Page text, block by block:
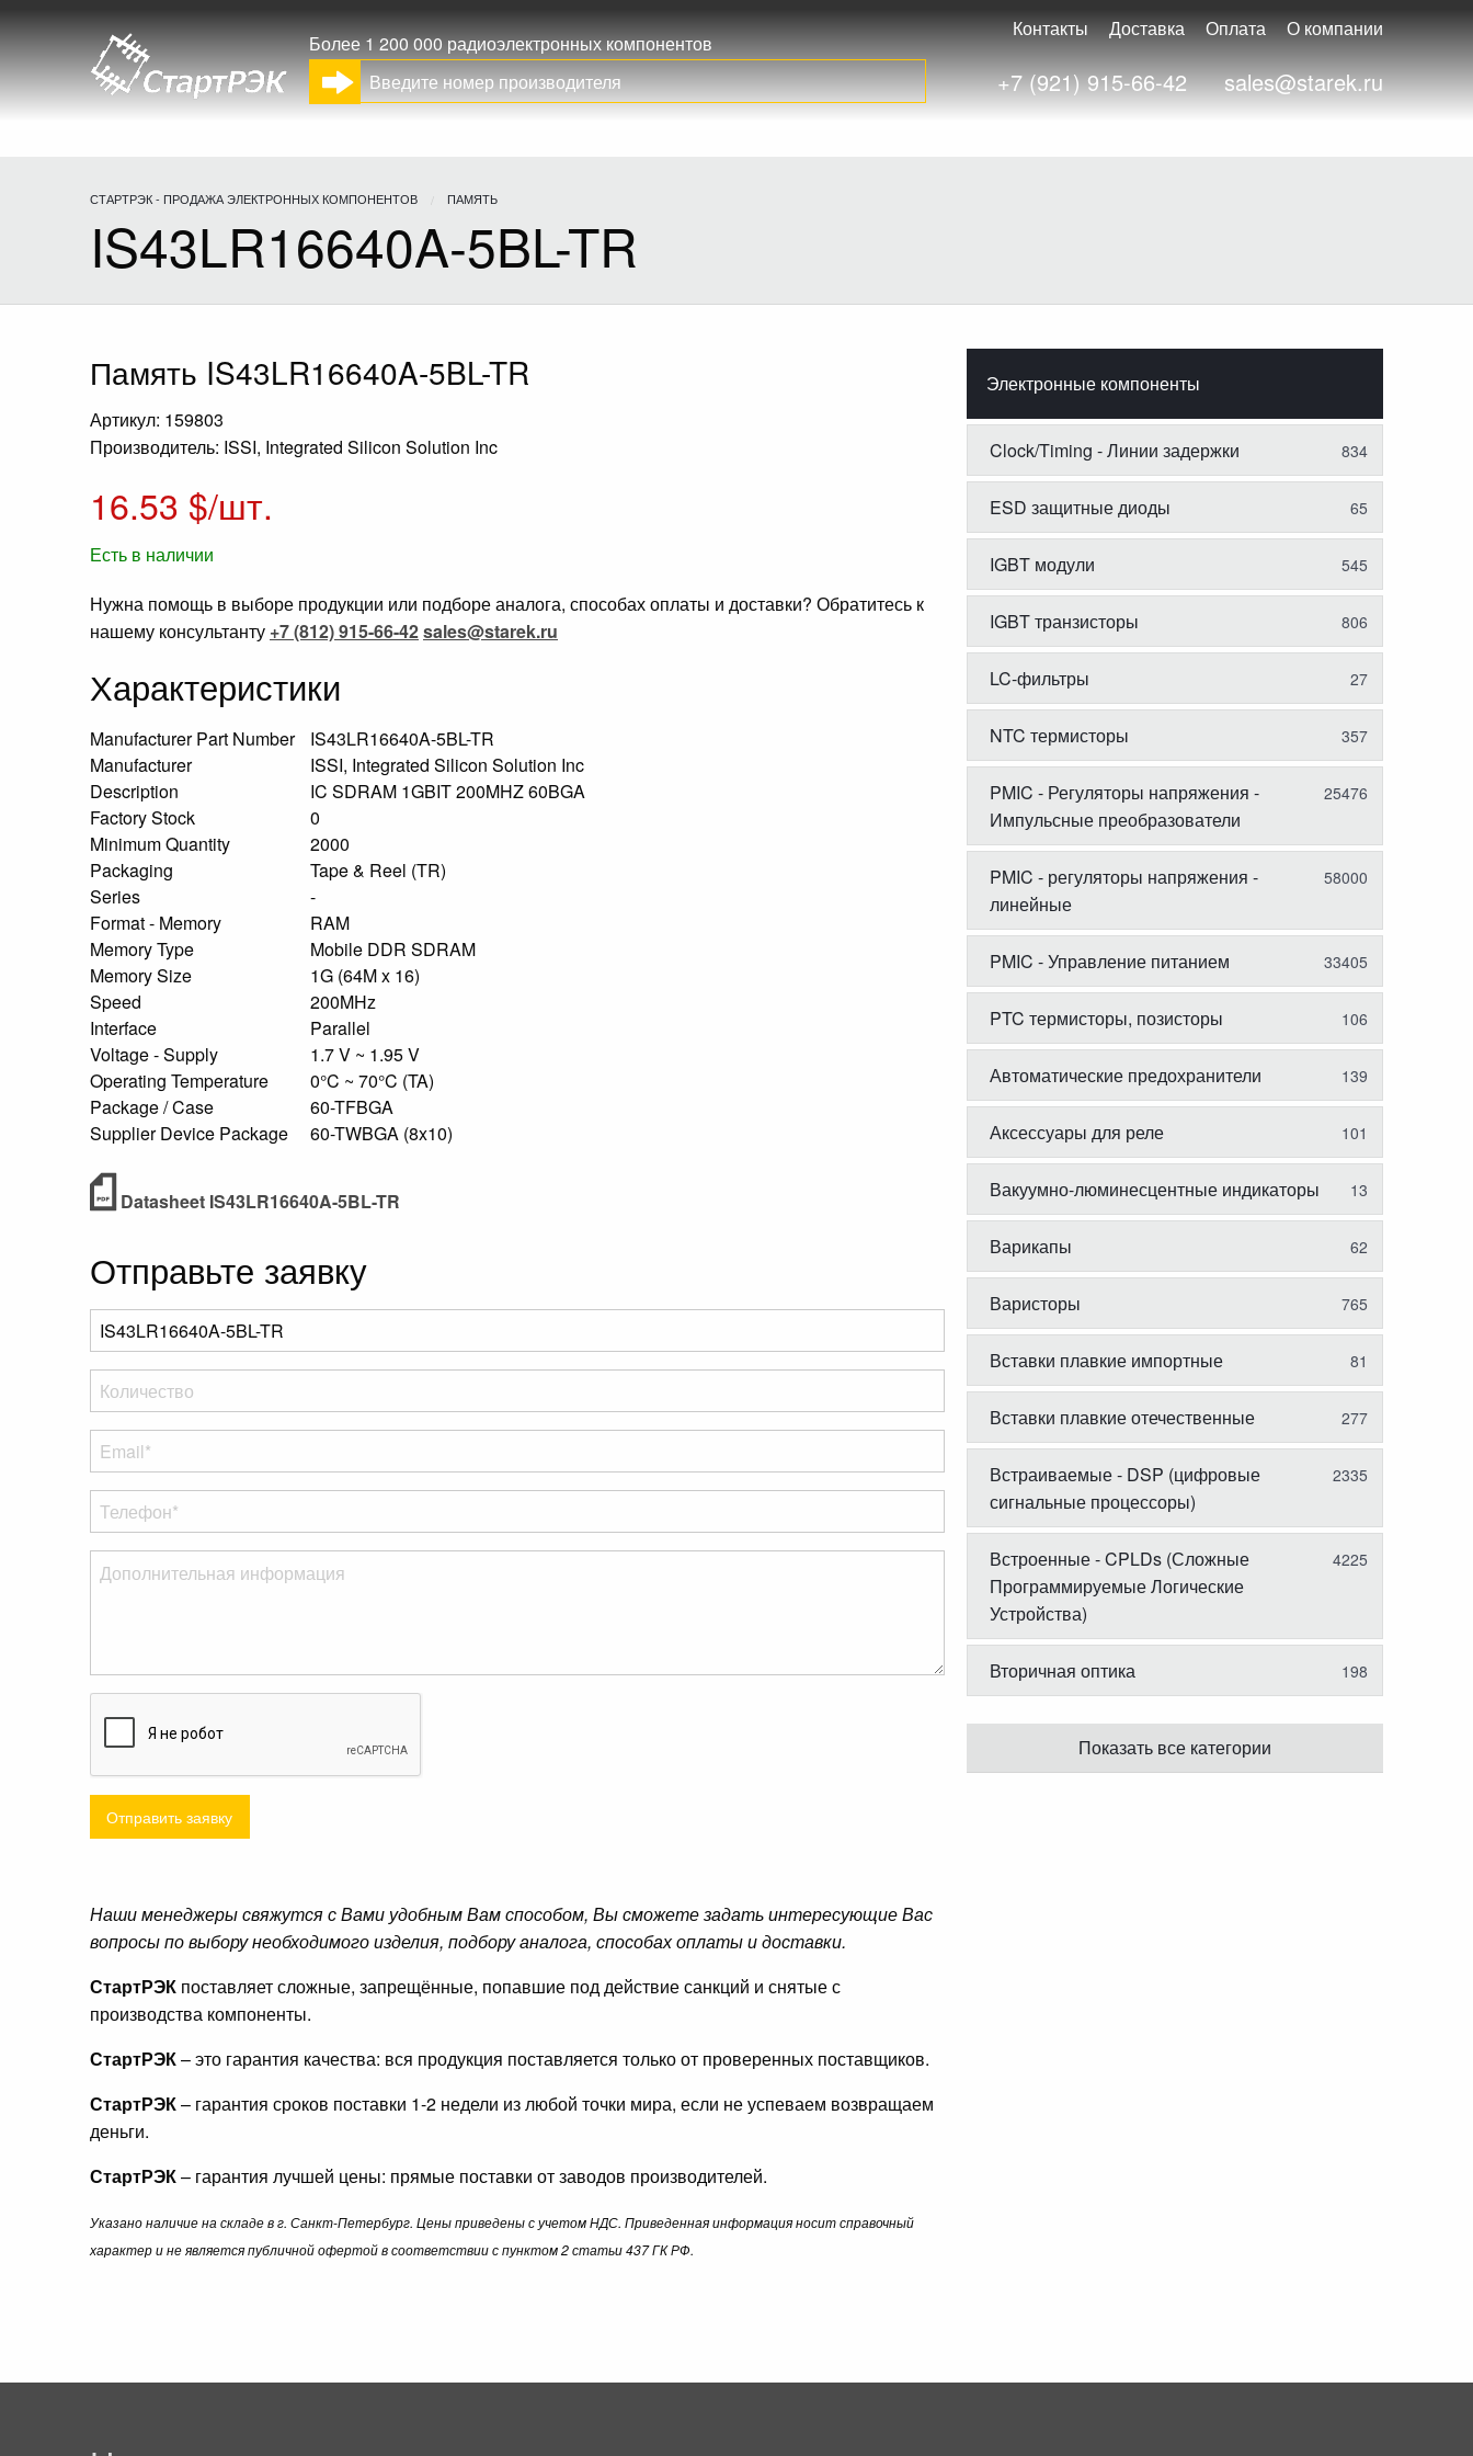
Более 1 200 000 радиоэлектронных компонентов
Контакты Доставка Оплата О компании
+7 (921) 915-66-42 sales@starek.ru
СТАРТРЭК - ПРОДАЖА ЭЛЕКТРОННЫХ КОМПОНЕНТОВ ПАМЯТЬ
IS43LR16640A-5BL-TR
Память IS43LR16640A-5BL-TR
Артикул: 159803
Производитель: ISSI, Integrated Silicon Solution Inc
16.53 $/шт.
Есть в наличии
Нужна помощь в выборе продукции или подборе аналога, способах оплаты и доставки? Обратитесь к
нашему консультанту +7 (812) 915-66-42sales@starek.ru
Характеристики
Manufacturer Part Number
IS43LR16640A-5BL-TR
Manufacturer
ISSI, Integrated Silicon Solution Inc
Description
IC SDRAM 1GBIT 200MHZ 60BGA
Factory Stock
0
Minimum Quantity
2000
Packaging
Tape & Reel (TR)
Series
-
Format - Memory
RAM
Memory Type
Mobile DDR SDRAM
Memory Size
1G (64M x 16)
Speed
200MHz
Interface
Parallel
Voltage - Supply
1.7 V ~ 1.95 V
Operating Temperature
0°C ~ 70°C (TA)
Package / Case
60-TFBGA
Supplier Device Package
60-TWBGA (8x10)
Datasheet IS43LR16640A-5BL-TR
Отправьте заявку
Отправить заявку
Наши менеджеры свяжутся с Вами удобным Вам способом, Вы сможете задать интересующие Вас
вопросы по выбору необходимого изделия, подбору аналога, способах оплаты и доставки.
СтартРЭК поставляет сложные, запрещённые, попавшие под действие санкций и снятые с
производства компоненты.
СтартРЭК– это гарантия качества: вся продукция поставляется только от проверенных поставщиков.
СтартРЭК– гарантия сроков поставки 1-2 недели из любой точки мира, если не успеваем возвращаем
деньги.
СтартРЭК– гарантия лучшей цены: прямые поставки от заводов производителей.
Указано наличие на складе в г. Санкт-Петербург. Цены приведены с учетом НДС. Приведенная информация носит справочный
характер и не является публичной офертой в соответствии с пунктом 2 статьи 437 ГК РФ.
Электронные компоненты
Clock/Timing - Линии задержки 834
ESD защитные диоды 65
IGBT модули 545
IGBT транзисторы 806
LC-фильтры 27
NTC термисторы 357
PMIC - Регуляторы напряжения -
Импульсные преобразователи
25476
PMIC - регуляторы напряжения -
линейные
58000
PMIC - Управление питанием 33405
PTC термисторы, позисторы 106
Автоматические предохранители 139
Аксессуары для реле 101
Вакуумно-люминесцентные индикаторы 13
Варикапы 62
Варисторы 765
Вставки плавкие импортные 81
Вставки плавкие отечественные 277
Встраиваемые - DSP (цифровые
сигнальные процессоры)
2335
Встроенные - CPLDs (Сложные
Программируемые Логические
Устройства)
4225
Вторичная оптика 198
Показать все категории